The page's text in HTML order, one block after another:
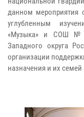
данном
углубленным
«Музыка» и СОШ №
Западного округа
организации
назначения и их